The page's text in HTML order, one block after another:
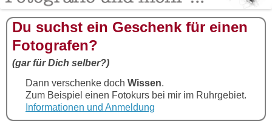
Du suchst ein Geschenk für einen
Fotografen?
(gar für Dich selber?)
Dann verschenke doch Wissen.
Zum Beispiel einen Fotokurs bei mir im Ruhrgebiet.
Informationen und Anmeldung